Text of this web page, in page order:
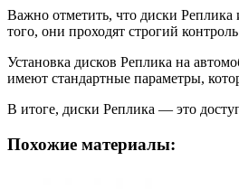
Важно отметить, что диски Реплика
того, они проходят строгий
Установка дисков Реплика на
имеют стандартные параметры,
В итоге, диски Реплика — это
Похожие материалы: